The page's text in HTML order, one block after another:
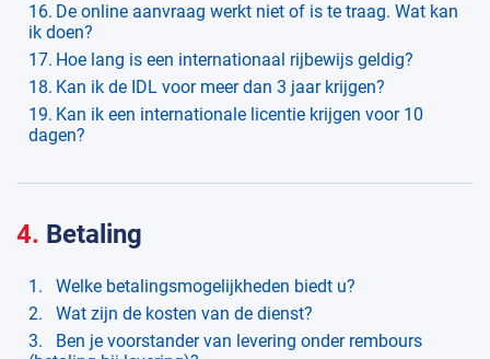
De online aanvraag werkt niet of is te traag. Wat kan
ik doen?
Hoe lang is een internationaal rijbewijs geldig?
Kan ik de IDL voor meer dan 3 jaar krijgen?
Kan ik een internationale licentie krijgen voor 10
dagen?
4. Betaling
Welke betalingsmogelijkheden biedt u?
Wat zijn de kosten van de dienst?
Ben je voorstander van levering onder rembours